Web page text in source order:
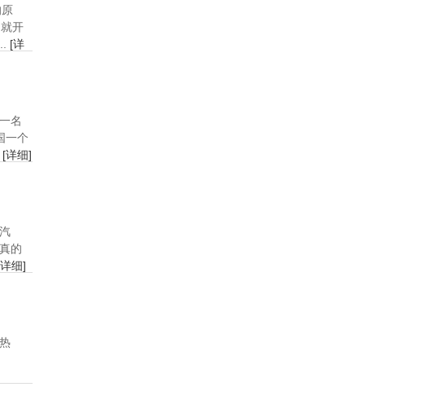
开
[详
名
一个
[详细]
的
细]